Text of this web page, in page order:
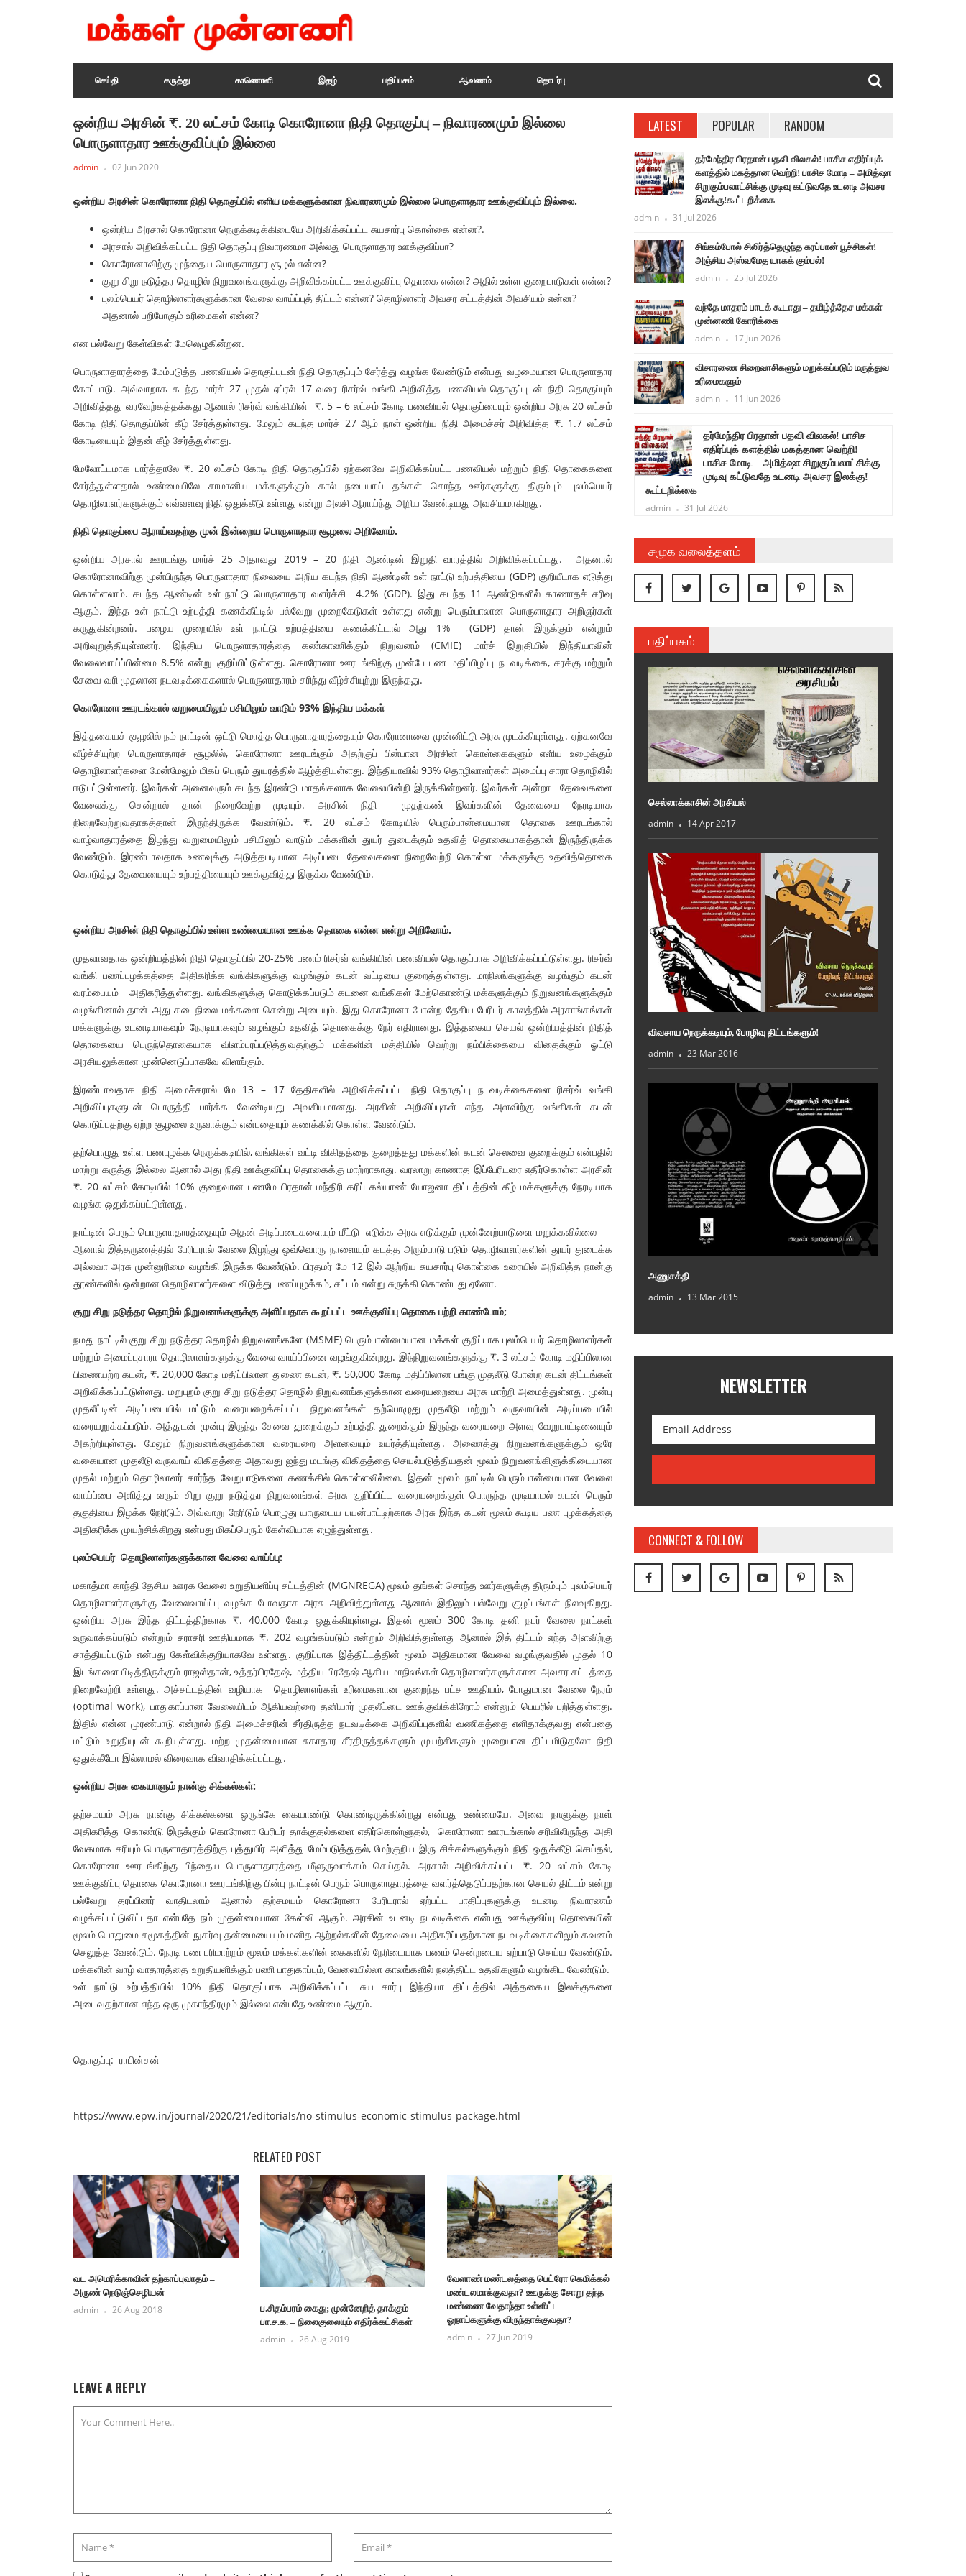
செய்தி கருத்து காணொளி இதழ் பதிப்பகம் ஆவணம் தொடர்பு
ஒன்றிய அரசின் ₹. 20 லட்சம் கோடி கொரோனா நிதி தொகுப்பு – நிவாரணமும் இல்லை
பொருளாதார ஊக்குவிப்பும் இல்லை
admin 02 Jun 2020
ஒன்றிய அரசின் கொரோனா நிதி தொகுப்பில் எளிய மக்களுக்கான நிவாரணமும் இல்லை பொருளாதார ஊக்குவிப்பும் இல்லை.
ஒன்றிய அரசால் கொரோனா நெருக்கடிக்கிடையே அறிவிக்கப்பட்ட சுயசார்பு கொள்கை என்ன?.
அரசால் அறிவிக்கப்பட்ட நிதி தொகுப்பு நிவாரணமா அல்லது பொருளாதார ஊக்குவிப்பா?
கொரோனாவிற்கு முந்தைய பொருளாதார சூழல் என்ன?
குறு சிறு நடுத்தர தொழில் நிறுவனங்களுக்கு அறிவிக்கப்பட்ட ஊக்குவிப்பு தொகை என்ன? அதில் உள்ள குறைபாடுகள் என்ன?
புலம்பெயர் தொழிலாளர்களுக்கான வேலை வாய்ப்புத் திட்டம் என்ன? தொழிலாளர் அவசர சட்டத்தின் அவசியம் என்ன?
அதனால் பறிபோகும் உரிமைகள் என்ன?
என பல்வேறு கேள்விகள் மேலெழுகின்றன.
பொருளாதாரத்தை மேம்படுத்த பணவியல் தொகுப்புடன் நிதி தொகுப்பும் சேர்த்து வழங்க வேண்டும் என்பது வழமையான பொருளாதார
கோட்பாடு. அவ்வாறாக கடந்த மார்ச் 27 முதல் ஏப்ரல் 17 வரை ரிசர்வ் வங்கி அறிவித்த பணவியல் தொகுப்புடன் நிதி தொகுப்பும்
அறிவித்தது வரவேற்கத்தக்கது ஆனால் ரிசர்வ் வங்கியின் ₹. 5 – 6 லட்சம் கோடி பணவியல் தொகுப்பையும் ஒன்றிய அரசு 20 லட்சம்
கோடி நிதி தொகுப்பின் கீழ் சேர்த்துள்ளது. மேலும் கடந்த மார்ச் 27 ஆம் நாள் ஒன்றிய நிதி அமைச்சர் அறிவித்த ₹. 1.7 லட்சம்
கோடியையும் இதன் கீழ் சேர்த்துள்ளது.
மேலோட்டமாக பார்த்தாலே ₹. 20 லட்சம் கோடி நிதி தொகுப்பில் ஏற்கனவே அறிவிக்கப்பட்ட பணவியல் மற்றும் நிதி தொகைகளை
சேர்த்துள்ளதால் உண்மையிலே சாமானிய மக்களுக்கும் கால் நடையாய் தங்கள் சொந்த ஊர்களுக்கு திரும்பும் புலம்பெயர்
தொழிலாளர்களுக்கும் எவ்வளவு நிதி ஒதுக்கீடு உள்ளது என்று அலசி ஆராய்ந்து அறிய வேண்டியது அவசியமாகிறது.
நிதி தொகுப்பை ஆராய்வதற்கு முன் இன்றைய பொருளாதார சூழலை அறிவோம்.
ஒன்றிய அரசால் ஊரடங்கு மார்ச் 25 அதாவது 2019 – 20 நிதி ஆண்டின் இறுதி வாரத்தில் அறிவிக்கப்பட்டது. அதனால்
கொரோனாவிற்கு முன்பிருந்த பொருளாதார நிலையை அறிய கடந்த நிதி ஆண்டின் உள் நாட்டு உற்பத்தியை (GDP) குறியீடாக எடுத்து
கொள்ளலாம். கடந்த ஆண்டின் உள் நாட்டு பொருளாதார வளர்ச்சி 4.2% (GDP). இது கடந்த 11 ஆண்டுகளில் காணாதச் சரிவு
ஆகும். இந்த உள் நாட்டு உற்பத்தி கணக்கீட்டில் பல்வேறு முறைகேடுகள் உள்ளது என்று பெரும்பாலான பொருளாதார அறிஞர்கள்
கருதுகின்றனர். பழைய முறையில் உள் நாட்டு உற்பத்தியை கணக்கிட்டால் அது 1% (GDP) தான் இருக்கும் என்றும்
அறிவுறுத்தியுள்ளனர். இந்திய பொருளாதாரத்தை கண்காணிக்கும் நிறுவனம் (CMIE) மார்ச் இறுதியில் இந்தியாவின்
வேலைவாய்ப்பின்மை 8.5% என்று குறிப்பிட்டுள்ளது. கொரோனா ஊரடங்கிற்கு முன்பே பண மதிப்பிழப்பு நடவடிக்கை, சரக்கு மற்றும்
சேவை வரி முதலான நடவடிக்கைகளால் பொருளாதாரம் சரிந்து வீழ்ச்சியுற்று இருந்தது.
கொரோனா ஊரடங்கால் வறுமையிலும் பசியிலும் வாடும் 93% இந்திய மக்கள்
இத்தகையச் சூழலில் நம் நாட்டின் ஒட்டு மொத்த பொருளாதாரத்தையும் கொரோனாவை முன்னிட்டு அரசு முடக்கியுள்ளது. ஏற்கனவே
வீழ்ச்சியுற்ற பொருளாதாரச் சூழலில், கொரோனா ஊரடங்கும் அதற்குப் பின்பான அரசின் கொள்கைகளும் எளிய உழைக்கும்
தொழிலாளர்களை மேன்மேலும் மிகப் பெரும் துயரத்தில் ஆழ்த்தியுள்ளது. இந்தியாவில் 93% தொழிலாளர்கள் அமைப்பு சாரா தொழிலில்
ஈடுபட்டுள்ளனர். இவர்கள் அனைவரும் கடந்த இரண்டு மாதங்களாக வேலையின்றி இருக்கின்றனர். இவர்கள் அன்றாட தேவைகளை
வேலைக்கு சென்றால் தான் நிறைவேற்ற முடியும். அரசின் நிதி முதற்கண் இவர்களின் தேவையை நேரடியாக
நிறைவேற்றுவதாகத்தான் இருந்திருக்க வேண்டும். ₹. 20 லட்சம் கோடியில் பெரும்பான்மையான தொகை ஊரடங்கால்
வாழ்வாதாரத்தை இழந்து வறுமையிலும் பசியிலும் வாடும் மக்களின் துயர் துடைக்கும் உதவித் தொகையாகத்தான் இருந்திருக்க
வேண்டும். இரண்டாவதாக உணவுக்கு அடுத்தபடியான அடிப்படை தேவைகளை நிறைவேற்றி கொள்ள மக்களுக்கு உதவித்தொகை
கொடுத்து தேவையையும் உற்பத்தியையும் ஊக்குவித்து இருக்க வேண்டும்.
ஒன்றிய அரசின் நிதி தொகுப்பில் உள்ள உண்மையான ஊக்க தொகை என்ன என்று அறிவோம்.
முதலாவதாக ஒன்றியத்தின் நிதி தொகுப்பில் 20-25% பணம் ரிசர்வ் வங்கியின் பணவியல் தொகுப்பாக அறிவிக்கப்பட்டுள்ளது. ரிசர்வ்
வங்கி பணப்புழக்கத்தை அதிகரிக்க வங்கிகளுக்கு வழங்கும் கடன் வட்டியை குறைத்துள்ளது. மாநிலங்களுக்கு வழங்கும் கடன்
வரம்பையும் அதிகரித்துள்ளது. வங்கிகளுக்கு கொடுக்கப்படும் கடனை வங்கிகள் மேற்கொண்டு மக்களுக்கும் நிறுவனங்களுக்கும்
வழங்கினால் தான் அது கடைநிலை மக்களை சென்று அடையும். இது கொரோனா போன்ற தேசிய பேரிடர் காலத்தில் அரசாங்கங்கள்
மக்களுக்கு உடனடியாகவும் நேரடியாகவும் வழங்கும் உதவித் தொகைக்கு நேர் எதிரானது. இத்தகைய செயல் ஒன்றியத்தின் நிதித்
தொகையை பெருந்தொகையாக விளம்பரப்படுத்துவதற்கும் மக்களின் மத்தியில் வெற்று நம்பிக்கையை விதைக்கும் ஓட்டு
அரசியலுக்கான முன்னெடுப்பாகவே விளங்கும்.
இரண்டாவதாக நிதி அமைச்சரால் மே 13 – 17 தேதிகளில் அறிவிக்கப்பட்ட நிதி தொகுப்பு நடவடிக்கைகளை ரிசர்வ் வங்கி
அறிவிப்புகளுடன் பொருத்தி பார்க்க வேண்டியது அவசியமானது. அரசின் அறிவிப்புகள் எந்த அளவிற்கு வங்கிகள் கடன்
கொடுப்பதற்கு ஏற்ற சூழலை உருவாக்கும் என்பதையும் கணக்கில் கொள்ள வேண்டும்.
தற்பொழுது உள்ள பணபுழக்க நெருக்கடியில், வங்கிகள் வட்டி விகிதத்தை குறைத்தது மக்களின் கடன் செலவை குறைக்கும் என்பதில்
மாற்று கருத்து இல்லை ஆனால் அது நிதி ஊக்குவிப்பு தொகைக்கு மாற்றாகாது. வரலாறு காணாத இப்பேரிடரை எதிர்கொள்ள அரசின்
₹. 20 லட்சம் கோடியில் 10% குறைவான பணமே பிரதான் மந்திரி கரிப் கல்யாண் யோஜனா திட்டத்தின் கீழ் மக்களுக்கு நேரடியாக
வழங்க ஒதுக்கப்பட்டுள்ளது.
நாட்டின் பெரும் பொருளாதாரத்தையும் அதன் அடிப்படைகளையும் மீட்டு எடுக்க அரசு எடுக்கும் முன்னேற்பாடுளை மறுக்கவில்லை
ஆனால் இத்தருணத்தில் பேரிடரால் வேலை இழந்து ஒவ்வொரு நாளையும் கடத்த அரும்பாடு படும் தொழிலாளர்களின் துயர் துடைக்க
அல்லவா அரசு முன்னுரிமை வழங்கி இருக்க வேண்டும். பிரதமர் மே 12 இல் ஆற்றிய சுயசார்பு கொள்கை உரையில் அறிவித்த நான்கு
தூண்களில் ஒன்றான தொழிலாளர்களை விடுத்து பணப்புழக்கம், சட்டம் என்று சுருக்கி கொண்டது ஏனோ.
குறு சிறு நடுத்தர தொழில் நிறுவனங்களுக்கு அளிப்பதாக கூறப்பட்ட ஊக்குவிப்பு தொகை பற்றி காண்போம்;
நமது நாட்டில் குறு சிறு நடுத்தர தொழில் நிறுவனங்களே (MSME) பெரும்பான்மையான மக்கள் குறிப்பாக புலம்பெயர் தொழிலாளர்கள்
மற்றும் அமைப்புசாரா தொழிலாளர்களுக்கு வேலை வாய்ப்பினை வழங்குகின்றது. இந்நிறுவனங்களுக்கு ₹. 3 லட்சம் கோடி மதிப்பிலான
பிணையற்ற கடன், ₹. 20,000 கோடி மதிப்பிலான துணை கடன், ₹. 50,000 கோடி மதிப்பிலான பங்கு முதலீடு போன்ற கடன் திட்டங்கள்
அறிவிக்கப்பட்டுள்ளது. மறுபுறம் குறு சிறு நடுத்தர தொழில் நிறுவனங்களுக்கான வரையறையை அரசு மாற்றி அமைத்துள்ளது. முன்பு
முதலீட்டின் அடிப்படையில் மட்டும் வரையறைக்கப்பட்ட நிறுவனங்கள் தற்பொழுது முதலீடு மற்றும் வருவாயின் அடிப்படையில்
வரையறுக்கப்படும். அத்துடன் முன்பு இருந்த சேவை துறைக்கும் உற்பத்தி துறைக்கும் இருந்த வரையறை அளவு வேறுபாட்டினையும்
அகற்றியுள்ளது. மேலும் நிறுவனங்களுக்கான வரையறை அளவையும் உயர்த்தியுள்ளது. அணைத்து நிறுவனங்களுக்கும் ஒரே
வகையான முதலீடு வருவாய் விகிதத்தை அதாவது ஐந்து மடங்கு விகிதத்தை செயல்படுத்தியதன் மூலம் நிறுவனங்கிளுக்கிடையான
முதல் மற்றும் தொழிலாளர் சார்ந்த வேறுபாடுகளை கணக்கில் கொள்ளவில்லை. இதன் மூலம் நாட்டில் பெரும்பான்மையான வேலை
வாய்ப்பை அளித்து வரும் சிறு குறு நடுத்தர நிறுவனங்கள் அரசு குறிப்பிட்ட வரையறைக்குள் பொருந்த முடியாமல் கடன் பெரும்
தகுதியை இழக்க நேரிடும். அவ்வாறு நேரிடும் பொழுது யாருடைய பயன்பாட்டிற்காக அரசு இந்த கடன் மூலம் கூடிய பண புழக்கத்தை
அதிகரிக்க முயற்சிக்கிறது என்பது மிகப்பெரும் கேள்வியாக எழுந்துள்ளது.
புலம்பெயர் தொழிலாளர்களுக்கான வேலை வாய்ப்பு:
மகாத்மா காந்தி தேசிய ஊரக வேலை உறுதியளிப்பு சட்டத்தின் (MGNREGA) மூலம் தங்கள் சொந்த ஊர்களுக்கு திரும்பும் புலம்பெயர்
தொழிலாளர்களுக்கு வேலைவாய்ப்பு வழங்க போவதாக அரசு அறிவித்துள்ளது ஆனால் இதிலும் பல்வேறு குழப்பங்கள் நிலவுகிறது.
ஒன்றிய அரசு இந்த திட்டத்திற்காக ₹. 40,000 கோடி ஒதுக்கியுள்ளது. இதன் மூலம் 300 கோடி தனி நபர் வேலை நாட்கள்
உருவாக்கப்படும் என்றும் சராசரி ஊதியமாக ₹. 202 வழங்கப்படும் என்றும் அறிவித்துள்ளது ஆனால் இத் திட்டம் எந்த அளவிற்கு
சாத்தியப்படும் என்பது கேள்விக்குறியாகவே உள்ளது. குறிப்பாக இத்திட்டத்தின் மூலம் அதிகமான வேலை வழங்குவதில் முதல் 10
இடங்களை பிடித்திருக்கும் ராஜஸ்தான், உத்தர்பிரதேஷ், மத்திய பிரதேஷ் ஆகிய மாநிலங்கள் தொழிலாளர்களுக்கான அவசர சட்டத்தை
நிறைவேற்றி உள்ளது. அச்சட்டத்தின் வழியாக தொழிலாளர்கள் உரிமைகளான குறைந்த பட்ச ஊதியம், போதுமான வேலை நேரம்
(optimal work), பாதுகாப்பான வேலையிடம் ஆகியவற்றை தனியார் முதலீட்டை ஊக்குவிக்கிறோம் என்னும் பெயரில் பறித்துள்ளது.
இதில் என்ன முரண்பாடு என்றால் நிதி அமைச்சரின் சீர்திருத்த நடவடிக்கை அறிவிப்புகளில் வணிகத்தை எளிதாக்குவது என்பதை
மட்டும் உறுதியுடன் கூறியுள்ளது. மற்ற முதன்மையான சுகாதார சீர்திருத்தங்களும் முயற்சிகளும் முறையான திட்டமிடுதலோ நிதி
ஒதுக்கீடோ இல்லாமல் விரைவாக விவாதிக்கப்பட்டது.
ஒன்றிய அரசு கையாளும் நான்கு சிக்கல்கள்:
தற்சமயம் அரசு நான்கு சிக்கல்களை ஒருங்கே கையாண்டு கொண்டிருக்கின்றது என்பது உண்மையே. அவை நாளுக்கு நாள்
அதிகரித்து கொண்டு இருக்கும் கொரோனா பேரிடர் தாக்குதல்களை எதிர்கொள்ளுதல், கொரோனா ஊரடங்கால் சரிவிலிருந்து அதி
வேகமாக சரியும் பொருளாதாரத்திற்கு புத்துயிர் அளித்து மேம்படுத்துதல், மேற்குறிய இரு சிக்கல்களுக்கும் நிதி ஒதுக்கீடு செய்தல்,
கொரோனா ஊரடங்கிற்கு பிந்தைய பொருளாதாரத்தை மீளுருவாக்கம் செய்தல். அரசால் அறிவிக்கப்பட்ட ₹. 20 லட்சம் கோடி
ஊக்குவிப்பு தொகை கொரோனா ஊரடங்கிற்கு பின்பு நாட்டின் பெரும் பொருளாதாரத்தை வளர்த்தெடுப்பதற்கான செயல் திட்டம் என்று
பல்வேறு தரப்பினர் வாதிடலாம் ஆனால் தற்சமயம் கொரோனா பேரிடரால் ஏற்பட்ட பாதிப்புகளுக்கு உடனடி நிவாரணம்
வழக்கப்பட்டுவிட்டதா என்பதே நம் முதன்மையான கேள்வி ஆகும். அரசின் உடனடி நடவடிக்கை என்பது ஊக்குவிப்பு தொகையின்
மூலம் பொதுமை சமூகத்தின் நுகர்வு தன்மையையும் மனித ஆற்றல்களின் தேவையை அதிகரிப்பதற்கான நடவடிக்கைகளிலும் கவனம்
செலுத்த வேண்டும். நேரடி பண பரிமாற்றம் மூலம் மக்கள்களின் கைகளில் நேரிடையாக பணம் சென்றடைய ஏற்பாடு செய்ய வேண்டும்.
மக்களின் வாழ் வாதாரத்தை உறுதியளிக்கும் பணி பாதுகாப்பும், வேலையில்லா காலங்களில் நலத்திட்ட உதவிகளும் வழங்கிட வேண்டும்.
உள் நாட்டு உற்பத்தியில் 10% நிதி தொகுப்பாக அறிவிக்கப்பட்ட சுய சார்பு இந்தியா திட்டத்தில் அத்தகைய இலக்குகளை
அடைவதற்கான எந்த ஒரு முகாந்திரமும் இல்லை என்பதே உண்மை ஆகும்.
தொகுப்பு: ராபின்சன்
https://www.epw.in/journal/2020/21/editorials/no-stimulus-economic-stimulus-package.html
RELATED POST
வட அமெரிக்காவின் தற்காப்புவாதம் –
அருண் நெடுஞ்செழியன்
admin 26 Aug 2018
ப.சிதம்பரம் கைது; முன்னேறித் தாக்கும்
பா.ச.க. – நிலைகுலையும் எதிர்க்கட்சிகள்
admin 26 Aug 2019
வேளாண் மண்டலத்தை பெட்ரோ கெமிக்கல்
மண்டலமாக்குவதா? ஊருக்கு சோறு தந்த
மண்ணை வேதாந்தா உள்ளிட்ட
ஓநாய்களுக்கு விருந்தாக்குவதா?
admin 27 Jun 2019
LEAVE A REPLY
LATEST POPULAR RANDOM
தர்மேந்திர பிரதான் பதவி விலகல்! பாசிச எதிர்ப்புக்
களத்தில் மகத்தான வெற்றி! பாசிச மோடி – அமித்ஷா
சிறுகும்பலாட்சிக்கு முடிவு கட்டுவதே உடனடி அவசர
இலக்கு!கூட்டறிக்கை
admin 31 Jul 2026
சிங்கம்போல் சிலிர்த்தெழுந்த கரப்பான் பூச்சிகள்!
அஞ்சிய அஸ்வமேத யாகக் கும்பல்!
admin 25 Jul 2026
வந்தே மாதரம் பாடக் கூடாது – தமிழ்த்தேச மக்கள்
முன்னணி கோரிக்கை
admin 17 Jun 2026
விசாரணை சிறைவாசிகளும் மறுக்கப்படும் மருத்துவ
உரிமைகளும்
admin 11 Jun 2026
தேர்தல்
சொல்லில் பாசிச எதிர்ப்பு! செயலில் பாயாசம்
! – செந்தில்
admin 13 May 2026
நெடுஞ்செழியன்
admin 03 Jul 2023
தர்மேந்திர பிரதான் பதவி விலகல்! பாசிச
எதிர்ப்புக் களத்தில் மகத்தான வெற்றி!
பாசிச மோடி – அமித்ஷா சிறுகும்பலாட்சிக்கு
முடிவு கட்டுவதே உடனடி அவசர இலக்கு!
கூட்டறிக்கை
admin 31 Jul 2026
சமூக வலைத்தளம்
பதிப்பகம்
செல்லாக்காசின் அரசியல்
admin 14 Apr 2017
விவசாய நெருக்கடியும், பேரழிவு திட்டங்களும்!
admin 23 Mar 2016
அணுசக்தி
admin 13 Mar 2015
NEWSLETTER
CONNECT & FOLLOW